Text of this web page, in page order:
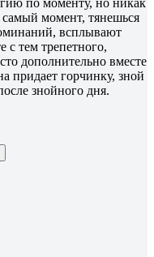
момент, тянешься
всплывают
с тем трепетного,
дополнительно вместе
придает горчинку, зной
знойного дня.